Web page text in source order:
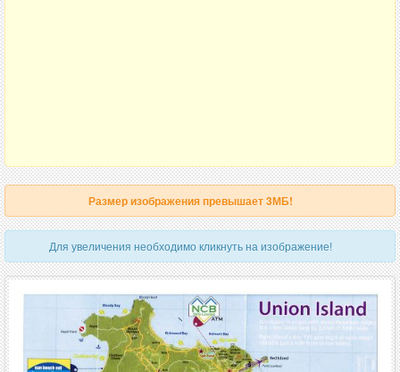
Размер изображения превышает 3МБ!
Для увеличения необходимо кликнуть на изображение!